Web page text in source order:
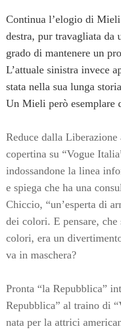
Continua l’elogio di
destra, pur travagliata da
grado di mantenere un
L’attuale sinistra invece
stata nella sua lunga
Un Mieli però esemplare
Reduce dalla
copertina su “Vogue
indossandone la linea
e spiega che ha una
Chiccio, “un’esperta di
dei colori. E pensare,
colori, era un
va in maschera?
Pronta “la Repubblica”
Repubblica” al traino di
nata per la attrici